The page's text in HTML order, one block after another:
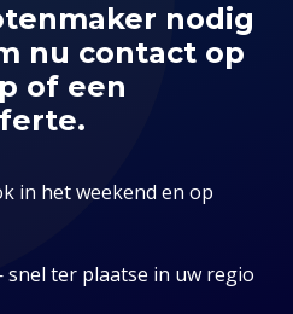
nodig
nu contact op
of een
in het weekend en op
ter plaatse in uw regio